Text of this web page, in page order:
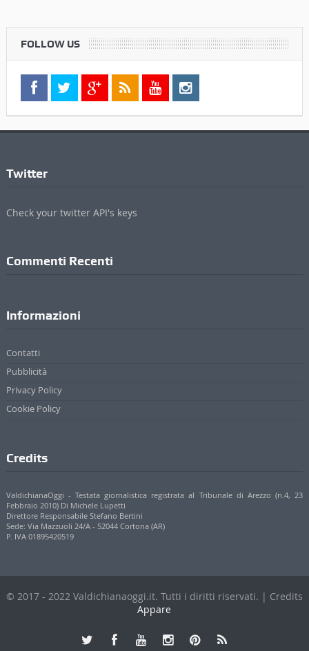
FOLLOW US
Twitter
Check your twitter API's keys
Commenti Recenti
Informazioni
Contatti
Pubblicità
Privacy Policy
Cookie Policy
Credits
ValdichianaOggi - Testata giornalistica registrata al Tribunale di Arezzo (n.4, 23
Febbraio 2010) Di Michele Lupetti
Direttore Responsabile Stefano Bertini
Sede: Via Mazzuoli 24/A - 52044 Cortona (AR)
P. IVA 01895420519
© 2017 - 2022 Valdichianaoggi.it. Tutti i diritti riservati. | Credits
Appare